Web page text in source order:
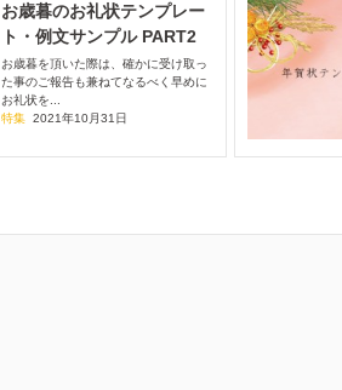
お歳暮のお礼状テンプレー
ト・例文サンプル PART2
お歳暮を頂いた際は、確かに受け取っ
た事のご報告も兼ねてなるべく早めに
お礼状を...
特集 2021年10月31日